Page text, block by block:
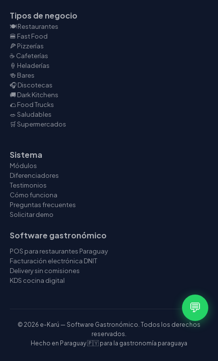
Tipos de negocio
🍽️ Restaurantes
🍔 Fast Food
🍕 Pizzerías
☕ Cafeterías
🍦 Heladerías
🍻 Bares
🎧 Discotecas
🚚 Dark Kitchens
🌮 Food Trucks
🥗 Saludables
🛒 Supermercados
Sistema
Módulos
Diferenciadores
Testimonios
Cómo funciona
Preguntas frecuentes
Solicitar demo
Software gastronómico
POS para restaurantes Paraguay
Facturación electrónica DNIT
Delivery sin comisiones
KDS cocina digital
© 2026 e-Karú — Software Gastronómico. Todos los derechos
reservados.
Hecho en Paraguay 🇵🇾 para la gastronomía paraguaya
💬